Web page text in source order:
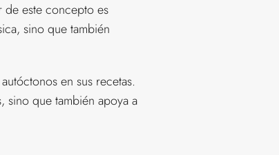
de este concepto es
sino que también
en sus recetas.
que también apoya a